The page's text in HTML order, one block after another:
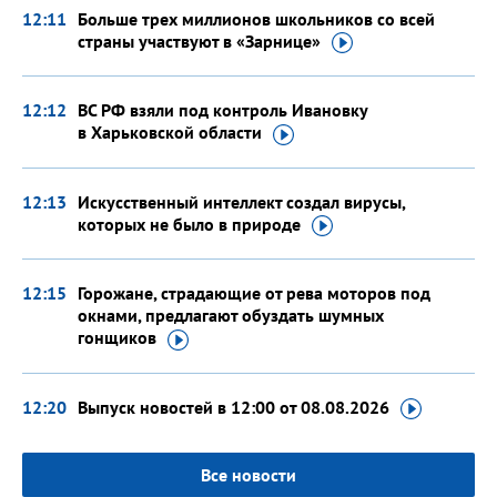
12:11 Больше трех миллионов школьников со всей
страны участвуютв «Зарнице»
12:12 ВС РФ взяли под контроль Ивановку
в Харьковской области
12:13 Искусственный интеллект создал вирусы,
которых не было в природе
12:15 Горожане, страдающие от рева моторов под
окнами, предлагают обуздать шумных
гонщиков
12:20 Выпуск новостей в 12:00 от 08.08.2026
Все новости